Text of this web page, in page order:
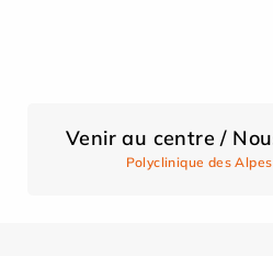
Venir au centre /
Polyclinique des